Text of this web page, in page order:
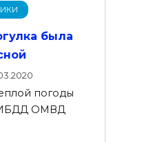
была
погоды
ОМВД